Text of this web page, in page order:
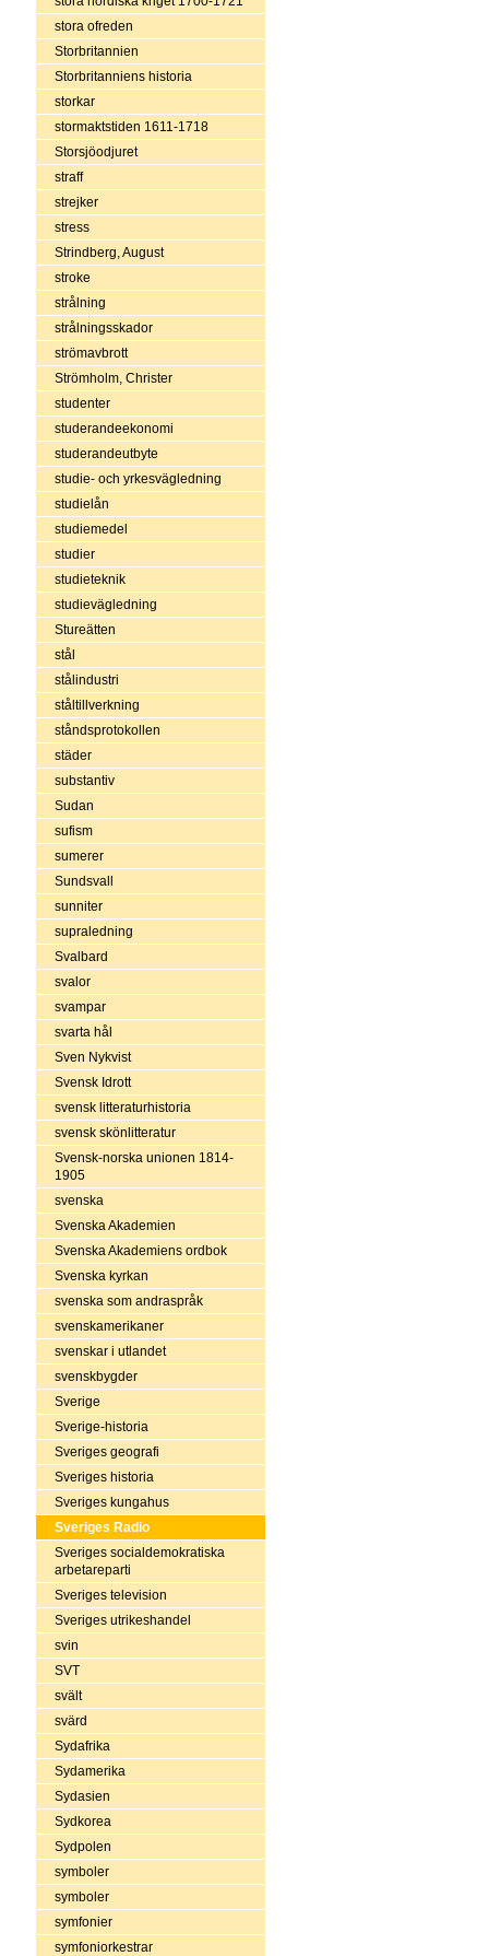
stora ofreden
Storbritannien
Storbritanniens historia
storkar
stormaktstiden 1611-1718
Storsjöodjuret
straff
strejker
stress
Strindberg, August
stroke
strålning
strålningsskador
strömavbrott
Strömholm, Christer
studenter
studerandeekonomi
studerandeutbyte
studie- och yrkesvägledning
studielån
studiemedel
studier
studieteknik
studievägledning
Stureätten
stål
stålindustri
ståltillverkning
ståndsprotokollen
städer
substantiv
Sudan
sufism
sumerer
Sundsvall
sunniter
supraledning
Svalbard
svalor
svampar
svarta hål
Sven Nykvist
Svensk Idrott
svensk litteraturhistoria
svensk skönlitteratur
Svensk-norska unionen 1814-
1905
svenska
Svenska Akademien
Svenska Akademiens ordbok
Svenska kyrkan
svenska som andraspråk
svenskamerikaner
svenskar i utlandet
svenskbygder
Sverige
Sverige-historia
Sveriges geografi
Sveriges historia
Sveriges kungahus
Sveriges Radio
Sveriges socialdemokratiska
arbetareparti
Sveriges television
Sveriges utrikeshandel
svin
SVT
svält
svärd
Sydafrika
Sydamerika
Sydasien
Sydkorea
Sydpolen
symboler
symboler
symfonier
symfoniorkestrar